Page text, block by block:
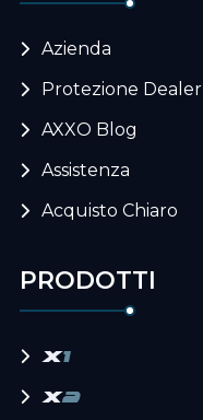
Azienda
Protezione Dealer
AXXO Blog
Assistenza
Acquisto Chiaro
PRODOTTI
x1
x2